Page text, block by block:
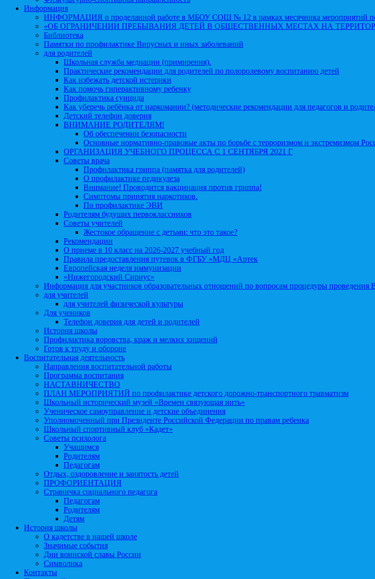
Информация
ИНФОРМАЦИЯ о проделанной работе в МБОУ СОШ № 12 в рамках месячника мероприятий по
«ОБ ОГРАНИЧЕНИИ ПРЕБЫВАНИЯ ДЕТЕЙ В ОБЩЕСТВЕННЫХ МЕСТАХ НА
Библиотека
Памятки по профилактике Вирусных и иных заболеваний
для родителей
Школьная служба медиации (примирения).
Практические рекомендации для родителей по полоролевому воспитанию детей
Как избежать детской истерики
Как помочь гиперактивному ребенку
Профилактика суицида
Как уберечь ребёнка от наркомании? (методические рекомендации для педагогов и
Детский телефон доверия
ВНИМАНИЕ РОДИТЕЛЯМ!
Об обеспечении безопасности
Основные нормативно-правовые акты по борьбе с терроризмом и экстремизмом
ОРГАНИЗАЦИЯ УЧЕБНОГО ПРОЦЕССА С 1 СЕНТЯБРЯ 2021 Г
Советы врача
Профилактика гриппа (памятка для родителей)
О профилактике педикулеза
Внимание! Проводится вакцинация против гриппа!
Симптомы принятия наркотиков.
По профилактике ЭВИ
Родителям будущих первоклассников
Советы учителей
Жестокое обращение с детьми: что это такое?
Рекомендации
О приеме в 10 класс на 2026-2027 учебный год
Правила предоставления путевок в ФГБУ «МДЦ «Артек
Европейская неделя иммунизации
«Нижегородский Сириус»
Информация для участников образовательных отношений по вопросам процедуры
для учителей
для учителей физической культуры
Для учеников
Телефон доверия для детей и родителей
История школы
Профилактика воровства, краж и мелких хищений
Готов к труду и обороне
Воспитательная деятельность
Направления воспитательной работы
Программа воспитания
НАСТАВНИЧЕСТВО
ПЛАН МЕРОПРИЯТИЙ по профилактике детского дорожно-транспортного травматизм
Школьный исторический музей «Времен связующая нить»
Ученическое самоуправление и детские объединения
Уполномоченный при Президенте Российской Федерации по правам ребенка
Школьный спортивный клуб «Кадет»
Советы психолога
Учащимся
Родителям
Педагогам
Отдых, оздоровление и занятость детей
ПРОФОРИЕНТАЦИЯ
Страничка социального педагога
Педагогам
Родителям
Детям
История школы
О кадетстве в нашей школе
Значимые события
Дни воинской славы России
Символика
Контакты